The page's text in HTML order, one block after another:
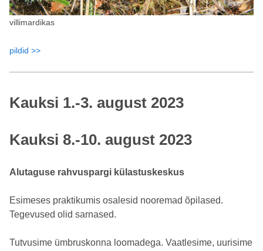
villimardikas
pildid >>
Kauksi 1.-3. august 2023
Kauksi 8.-10. august 2023
Alutaguse rahvuspargi külastuskeskus
Esimeses praktikumis osalesid nooremad õpilased.
Tegevused olid sarnased.
Tutvusime ümbruskonna loomadega. Vaatlesime, uurisime